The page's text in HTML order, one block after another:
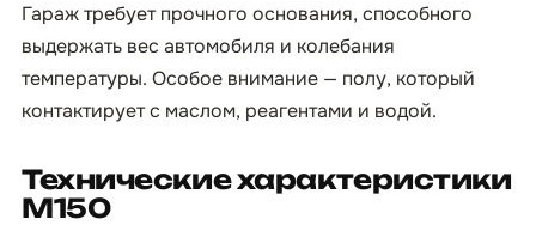
Гараж требует прочного основания, способного
выдержать вес автомобиля и колебания
температуры. Особое внимание — полу, который
контактирует с маслом, реагентами и водой.
Технические характеристики
М150